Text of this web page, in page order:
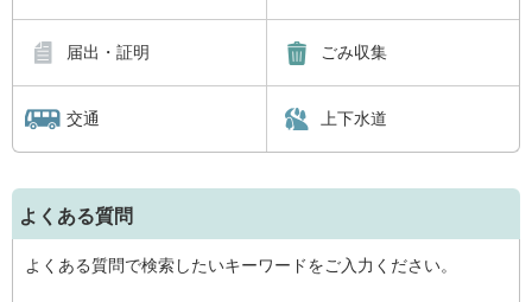
届出・証明 ごみ収集
交通 上下水道
よくある質問
よくある質問で検索したいキーワードをご入力ください。